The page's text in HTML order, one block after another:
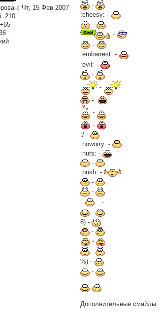
: Чт, 15 Фев 2007
210
+65
-
:cheesy: -
-
-
-
:embarrest: -
:evil: -
-
-
-
-
-
:/ -
:noworry: -
:nuts: -
-
:push: -
-
-
-
-
8) -
-
-
-
%) -
-
Дополнительные смайлы: